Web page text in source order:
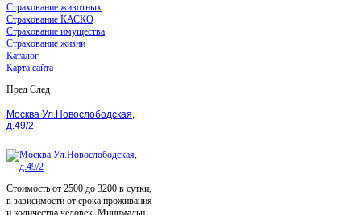
Страхование животных
Страхование КАСКО
Страхование имущества
Страхование жизни
Каталог
Карта сайта
Пред След
Москва Ул.Новослободская,
д.49/2
Стоимость от 2500 до 3200 в сутки,
в зависимости от срока проживания
и количества человек. Минимальн...